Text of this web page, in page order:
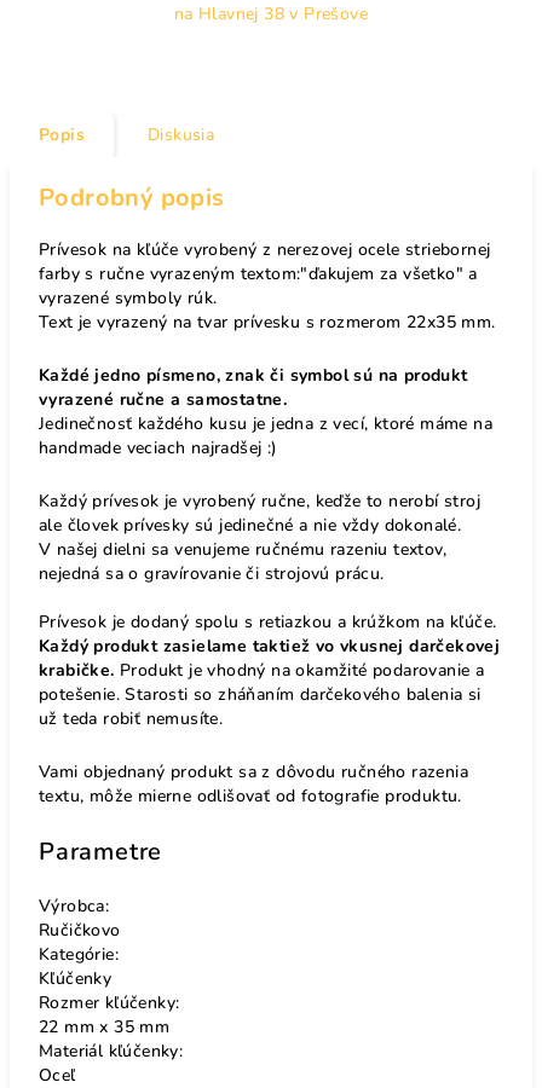
na Hlavnej 38 v Prešove
Popis Diskusia
Podrobný popis
Prívesok na kľúče vyrobený z nerezovej ocele striebornej
farby s ručne vyrazeným textom:"ďakujem za všetko" a
vyrazené symboly rúk.
Text je vyrazený na tvar prívesku s rozmerom 22x35 mm.
Každé jedno písmeno, znak či symbol sú na produkt
vyrazené ručne a samostatne.
Jedinečnosť každého kusu je jedna z vecí, ktoré máme na
handmade veciach najradšej :)
Každý prívesok je vyrobený ručne, keďže to nerobí stroj
ale človek prívesky sú jedinečné a nie vždy dokonalé.
V našej dielni sa venujeme ručnému razeniu textov,
nejedná sa o gravírovanie či strojovú prácu.
Prívesok je dodaný spolu s retiazkou a krúžkom na kľúče.
Každý produkt zasielame taktiež vo vkusnej darčekovej
krabičke. Produkt je vhodný na okamžité podarovanie a
potešenie. Starosti so zháňaním darčekového balenia si
už teda robiť nemusíte.
Vami objednaný produkt sa z dôvodu ručného razenia
textu, môže mierne odlišovať od fotografie produktu.
Parametre
Výrobca:
Ručičkovo
Kategórie:
Kľúčenky
Rozmer kľúčenky:
22 mm x 35 mm
Materiál kľúčenky:
Oceľ